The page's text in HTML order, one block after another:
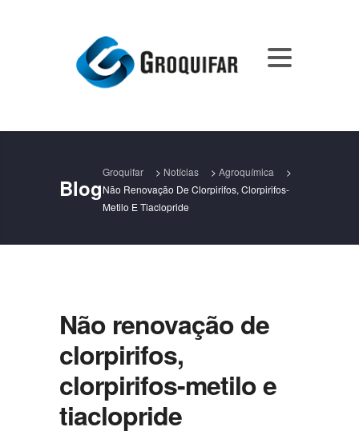
Blog
Groquifar > Notícias > Agroquímica
>
Não Renovação De Clorpirifos, Clorpirifos-
Metilo E Tiaclopride
Não renovação de
clorpirifos,
clorpirifos-metilo e
tiaclopride